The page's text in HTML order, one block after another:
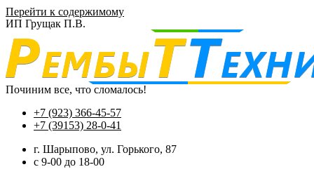
Перейти к содержимому
ИП Грущак П.В.
Починим все, что сломалось!
+7 (923) 366-45-57
+7 (39153) 28-0-41
г. Шарыпово, ул. Горького, 87
c 9-00 до 18-00